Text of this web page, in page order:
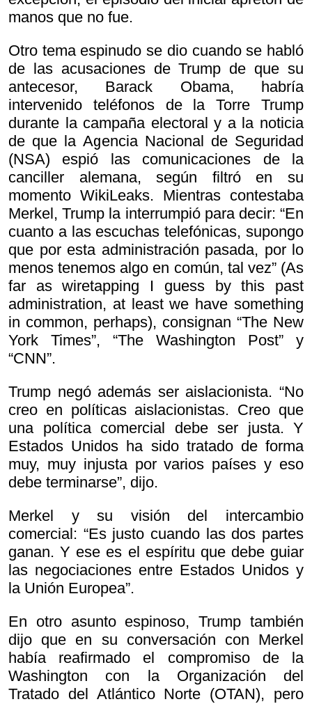
manos que no fue.
Otro tema espinudo se dio cuando se habló
de las acusaciones de Trump de que su
antecesor, Barack Obama, habría
intervenido teléfonos de la Torre Trump
durante la campaña electoral y a la noticia
de que la Agencia Nacional de Seguridad
(NSA) espió las comunicaciones de la
canciller alemana, según filtró en su
momento WikiLeaks. Mientras contestaba
Merkel, Trump la interrumpió para decir: “En
cuanto a las escuchas telefónicas, supongo
que por esta administración pasada, por lo
menos tenemos algo en común, tal vez” (As
far as wiretapping I guess by this past
administration, at least we have something
in common, perhaps), consignan “The New
York Times”, “The Washington Post” y
“CNN”.
Trump negó además ser aislacionista. “No
creo en políticas aislacionistas. Creo que
una política comercial debe ser justa. Y
Estados Unidos ha sido tratado de forma
muy, muy injusta por varios países y eso
debe terminarse”, dijo.
Merkel y su visión del intercambio
comercial: “Es justo cuando las dos partes
ganan. Y ese es el espíritu que debe guiar
las negociaciones entre Estados Unidos y
la Unión Europea”.
En otro asunto espinoso, Trump también
dijo que en su conversación con Merkel
había reafirmado el compromiso de la
Washington con la Organización del
Tratado del Atlántico Norte (OTAN), pero